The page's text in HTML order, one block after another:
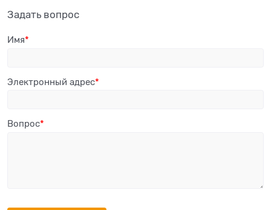
Задать вопрос
Имя
Электронный адрес
Вопрос